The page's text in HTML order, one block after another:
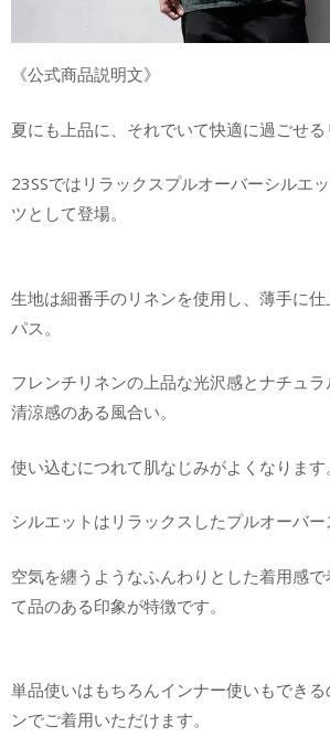
《公式商品説明文》
夏にも上品に、それでいて快適に過ごせる
23SSではリラックスプルオーバーシルエ
ツとして登場。
生地は細番手のリネンを使用し、薄手に
パス。
フレンチリネンの上品な光沢感とナチュ
清涼感のある風合い。
使い込むにつれて肌なじみがよくなります
シルエットはリラックスしたプルオーバー
空気を纏うようなふんわりとした着用感
て品のある印象が特徴です。
単品使いはもちろんインナー使いもでき
ンでご着用いただけます。